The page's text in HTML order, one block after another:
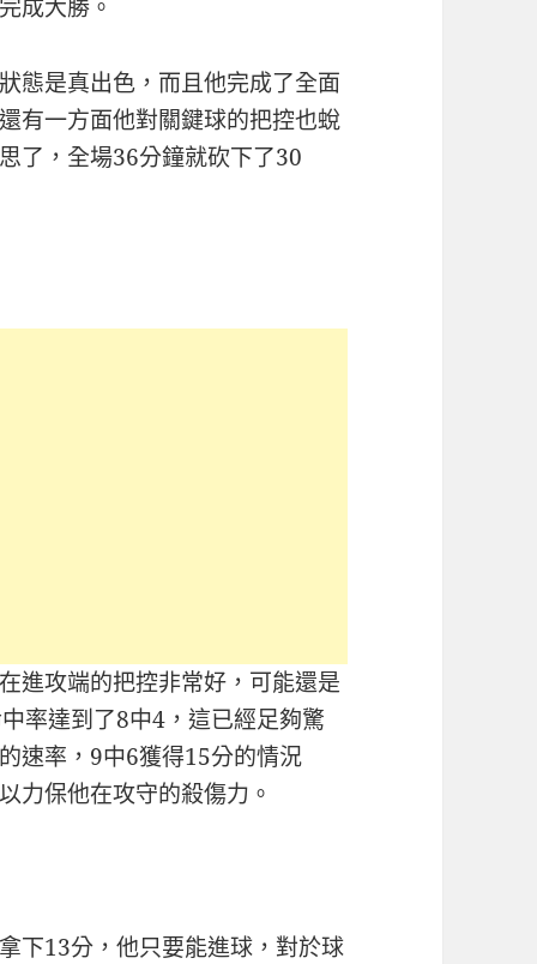
成大勝。
態是真出色，而且他完成了全面
有一方面他對關鍵球的把控也蛻
了，全場36分鐘就砍下了30
進攻端的把控非常好，可能還是
率達到了8中4，這已經足夠驚
速率，9中6獲得15分的情況
力保他在攻守的殺傷力。
下13分，他只要能進球，對於球